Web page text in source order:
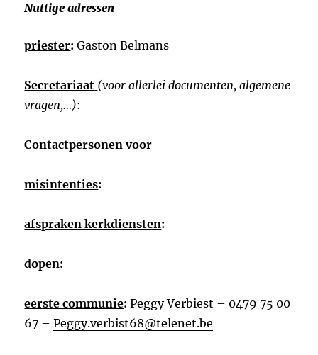
Nuttige adressen
priester:Gaston Belmans
Secretariaat (voor allerlei documenten, algemene
vragen,…):
Contactpersonen voor
misintenties:
afspraken kerkdiensten:
dopen:
eerste communie: Peggy Verbiest – 0479 75 00
67 –Peggy.verbist68@telenet.be